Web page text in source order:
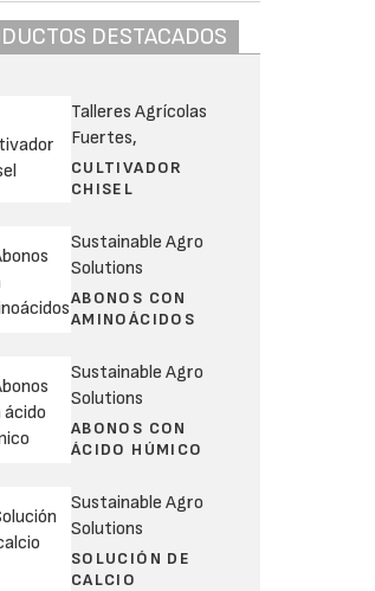
DESTACADOS
Talleres Agrícolas
Fuertes,
CULTIVADOR
CHISEL
Sustainable Agro
Solutions
ABONOS CON
AMINOÁCIDOS
Sustainable Agro
Solutions
ABONOS CON
ÁCIDO HÚMICO
Sustainable Agro
Solutions
SOLUCIÓN DE
CALCIO